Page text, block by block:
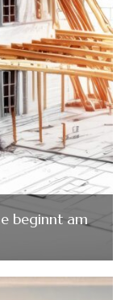
beginnt am